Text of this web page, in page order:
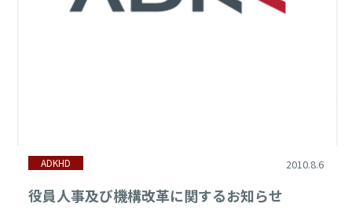
ADKHD 2010.8.6
役員人事及び機構改革に関するお知らせ